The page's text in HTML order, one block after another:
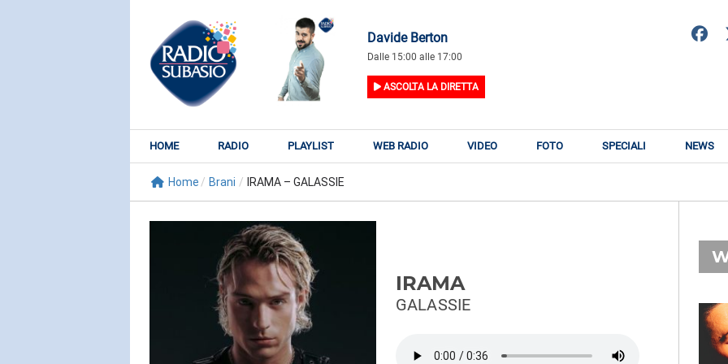
Davide Berton
Dalle 15:00 alle 17:00
ASCOLTA LA DIRETTA
HOME RADIO PLAYLIST WEB RADIO VIDEO FOTO SPECIALI NEWS
Home / Brani / IRAMA – GALASSIE
IRAMA
GALASSIE
RADIO SUBY
Watch It Burn
RADIO SUBASIO
Notiziario